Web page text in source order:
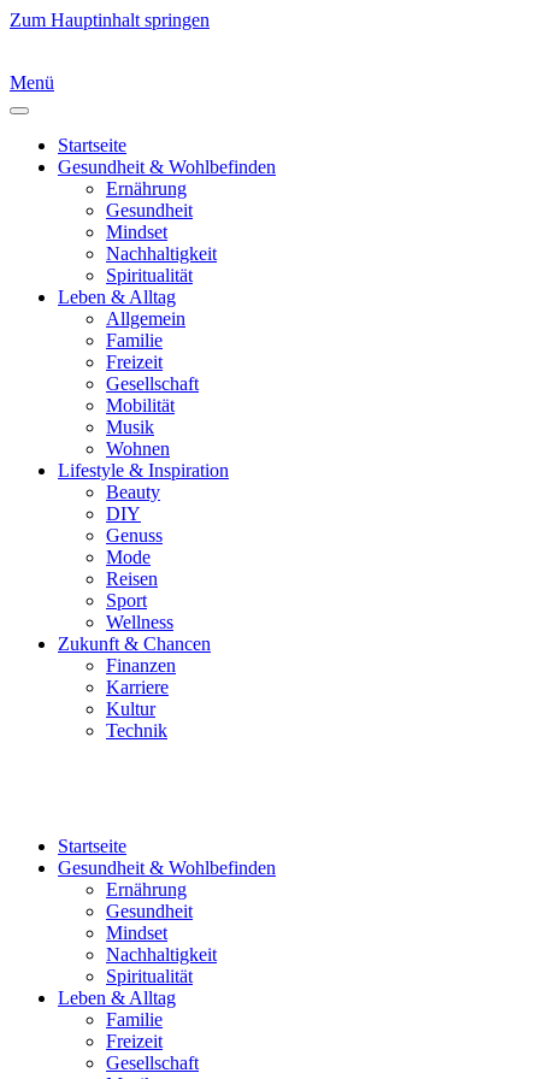
Zum Hauptinhalt springen
Gesundheit & Wohlbefinden
Ernährung
Gesundheit
Mindset
Nachhaltigkeit
Spiritualität
Leben & Alltag
Allgemein
Familie
Freizeit
Gesellschaft
Mobilität
Musik
Wohnen
Lifestyle & Inspiration
Beauty
DIY
Genuss
Mode
Reisen
Sport
Wellness
Zukunft & Chancen
Finanzen
Karriere
Kultur
Technik
Ernährung
Gesundheit
Mindset
Nachhaltigkeit
Spiritualität
Leben & Alltag
Familie
Freizeit
Gesellschaft
Musik
Mobilität
Wohnen